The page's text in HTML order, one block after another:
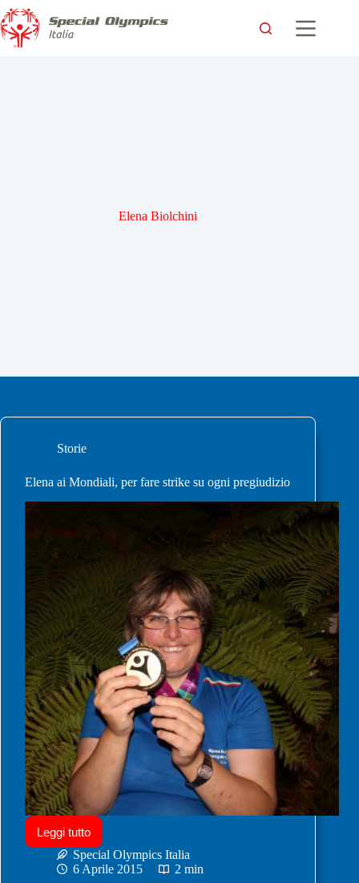
Elena Biolchini
Storie
Elena ai Mondiali, per fare strike su ogni pregiudizio
Leggi tutto
Special Olympics Italia
6 Aprile 2015
2 min